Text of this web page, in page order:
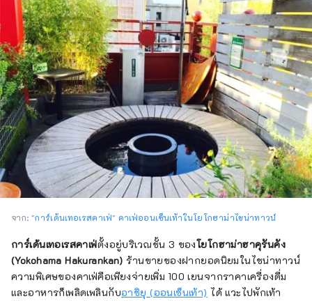
จาก: "การ์เด้นเทอเรสคาเฟ่" คาเฟ่ออนเซ็นเท้าในโยโกฮาม่าไชน่าทาวน์
การ์เด้นเทอเรสคาเฟ่ตั้งอยู่บริเวณชั้น 3 ของโยโกฮาม่าฮาคุรันคัง
(Yokohama Hakurankan) ร้านขายของฝากยอดนิยมในไชน่าทาวน์
ความพิเศษของคาเฟ่คือเพียงจ่ายเพิ่ม 100 เยนจากราคาเครื่องดื่ม
และอาหารก็เพลิดเพลินกับอาชิยุ (ออนเซ็นเท้า) ได้ แวะไปพักเท้า